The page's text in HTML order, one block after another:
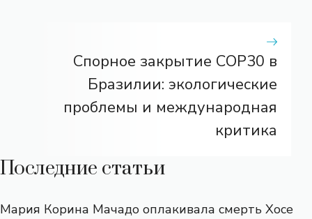
Спорное закрытие COP30 в
Бразилии: экологические
проблемы и международная
критика
Последние статьи
Мария Корина Мачадо оплакивала смерть Хосе